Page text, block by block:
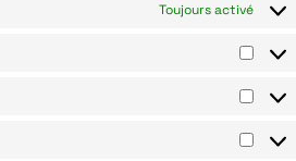
Toujours activé